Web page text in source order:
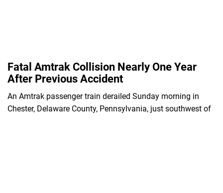
Fatal Amtrak Collision Nearly One Year
After Previous Accident
An Amtrak passenger train derailed Sunday morning in
Chester, Delaware County, Pennsylvania, just southwest of